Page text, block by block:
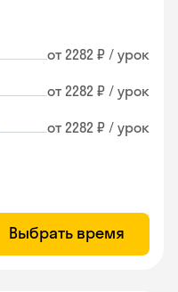
от 2282 ₽ / урок
от 2282 ₽ / урок
от 2282 ₽ / урок
Выбрать время